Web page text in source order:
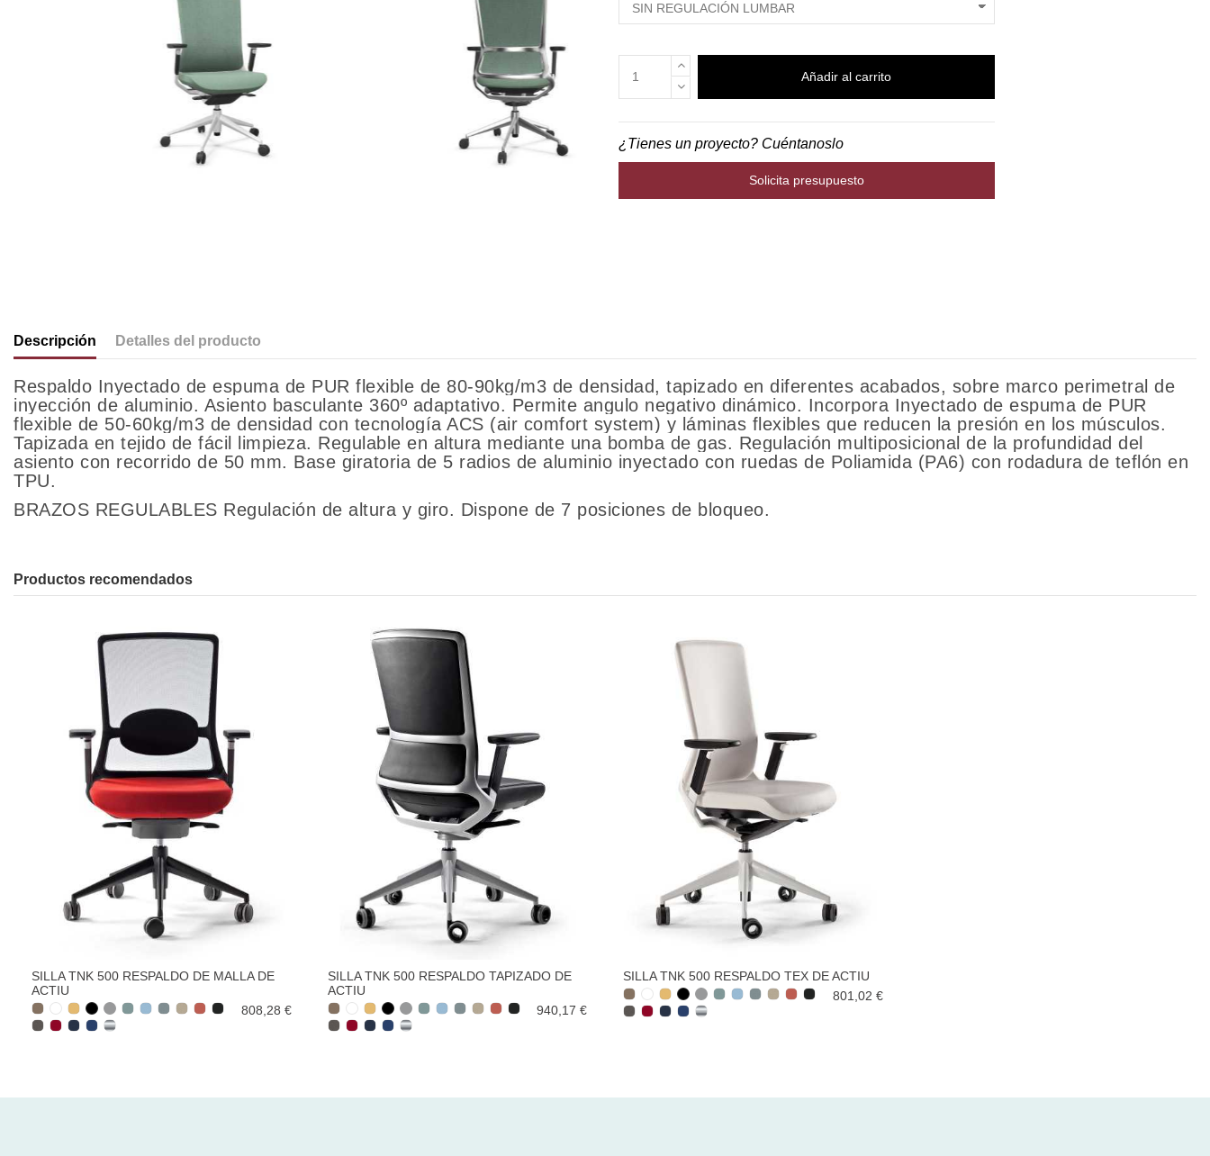
Añadir al carrito
¿Tienes un proyecto? Cuéntanoslo
Solicita presupuesto
Descripción Detalles del producto
Respaldo Inyectado de espuma de PUR flexible de 80-90kg/m3 de densidad, tapizado en diferentes acabados, sobre marco perimetral de
inyección de aluminio. Asiento basculante 360º adaptativo. Permite angulo negativo dinámico. Incorpora Inyectado de espuma de PUR
flexible de 50-60kg/m3 de densidad con tecnología ACS (air comfort system) y láminas flexibles que reducen la presión en los músculos.
Tapizada en tejido de fácil limpieza. Regulable en altura mediante una bomba de gas. Regulación multiposicional de la profundidad del
asiento con recorrido de 50 mm. Base giratoria de 5 radios de aluminio inyectado con ruedas de Poliamida (PA6) con rodadura de teflón en
TPU.
BRAZOS REGULABLES Regulación de altura y giro. Dispone de 7 posiciones de bloqueo.
Productos recomendados
SILLA TNK 500 RESPALDO DE MALLA DE
ACTIU
808,28 €
SILLA TNK 500 RESPALDO TAPIZADO DE
ACTIU
940,17 €
SILLA TNK 500 RESPALDO TEX DE ACTIU
801,02 €